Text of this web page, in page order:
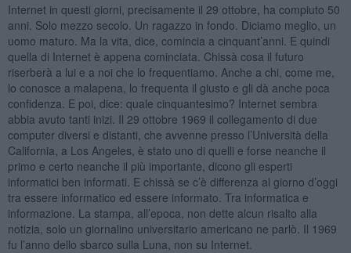
Internet in questi giorni, precisamente il 29 ottobre, ha compiuto 50
anni. Solo mezzo secolo. Un ragazzo in fondo. Diciamo meglio, un
uomo maturo. Ma la vita, dice, comincia a cinquant’anni. E quindi
quella di Internet è appena cominciata. Chissà cosa il futuro
riserberà a lui e a noi che lo frequentiamo. Anche a chi, come me,
lo conosce a malapena, lo frequenta il giusto e gli dà anche poca
confidenza. E poi, dice: quale cinquantesimo? Internet sembra
abbia avuto tanti inizi. Il 29 ottobre 1969 il collegamento di due
computer diversi e distanti, che avvenne presso l’Università della
California, a Los Angeles, è stato uno di quelli e forse neanche il
primo e certo neanche il più importante, dicono gli esperti
informatici ben informati. E chissà se c’è differenza al giorno d’oggi
tra essere informatico ed essere informato. Tra informatica e
informazione. La stampa, all’epoca, non dette alcun risalto alla
notizia, solo un giornalino universitario americano ne parlò. Il 1969
fu l’anno dello sbarco sulla Luna, non su Internet.